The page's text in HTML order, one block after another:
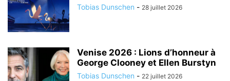
Tobias Dunschen - 28 juillet 2026
Venise 2026 : Lions d’honneur à
George Clooney et Ellen Burstyn
Tobias Dunschen - 22 juillet 2026